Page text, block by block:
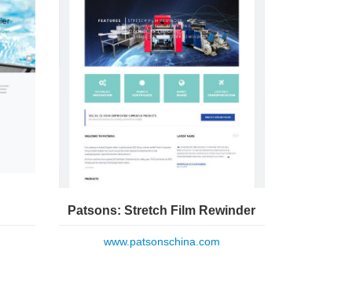
Patsons: Stretch Film Rewinder
www.patsonschina.com